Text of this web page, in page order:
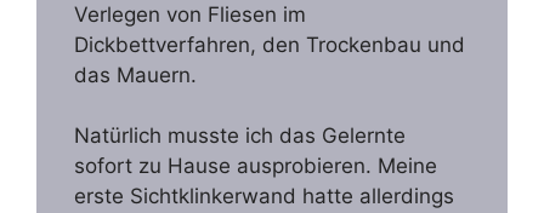
Verlegen von Fliesen im
Dickbettverfahren, den Trockenbau und
das Mauern.
Natürlich musste ich das Gelernte
sofort zu Hause ausprobieren. Meine
erste Sichtklinkerwand hatte allerdings